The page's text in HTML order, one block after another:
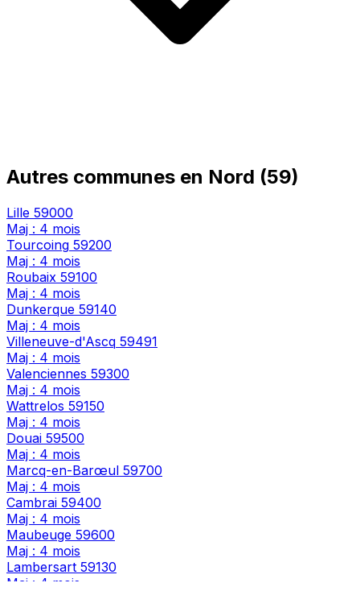
Autres communes en Nord (59)
Lille 59000
Maj : 4 mois
Tourcoing 59200
Maj : 4 mois
Roubaix 59100
Maj : 4 mois
Dunkerque 59140
Maj : 4 mois
Villeneuve-d'Ascq 59491
Maj : 4 mois
Valenciennes 59300
Maj : 4 mois
Wattrelos 59150
Maj : 4 mois
Douai 59500
Maj : 4 mois
Marcq-en-Barœul 59700
Maj : 4 mois
Cambrai 59400
Maj : 4 mois
Maubeuge 59600
Maj : 4 mois
Lambersart 59130
Maj : 4 mois